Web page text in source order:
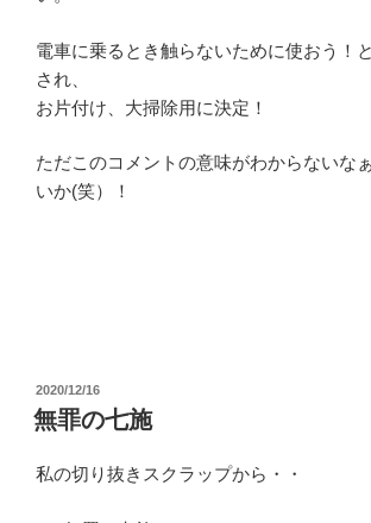
電車に乗るとき触らないために使おう！
され、
お片付け、大掃除用に決定！
ただこのコメントの意味がわからないな
いか(笑）！
投
稿
日:
2020/12/16
無罪の七施
私の切り抜きスクラップから・・